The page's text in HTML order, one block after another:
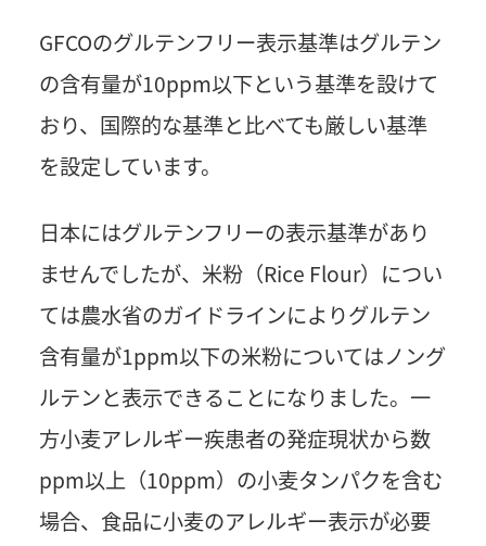
GFCOのグルテンフリー表示基準はグルテン
の含有量が10ppm以下という基準を設けて
おり、国際的な基準と比べても厳しい基準
を設定しています。
日本にはグルテンフリーの表示基準があり
ませんでしたが、米粉（Rice Flour）につい
ては農水省のガイドラインによりグルテン
含有量が1ppm以下の米粉についてはノング
ルテンと表示できることになりました。一
方小麦アレルギー疾患者の発症現状から数
ppm以上（10ppm）の小麦タンパクを含む
場合、食品に小麦のアレルギー表示が必要